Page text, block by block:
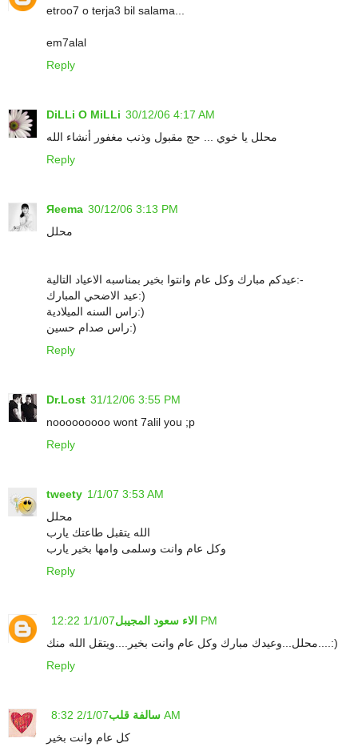
etroo7 o terja3 bil salama...
em7alal
Reply
DiLLi O MiLLi 30/12/06 4:17 AM
محلل يا خوي ... حج مقبول وذنب مغفور أنشاء الله
Reply
Яeema 30/12/06 3:13 PM
محلل
عيدكم مبارك وكل عام وانتوا بخير بمناسبه الاعياد التالية:-
عيد الاضحي المبارك:)
راس السنه الميلادية:)
راس صدام حسين:)
Reply
Dr.Lost 31/12/06 3:55 PM
nooooooooo wont 7alil you ;p
Reply
tweety 1/1/07 3:53 AM
محلل
الله يتقبل طاعتك يارب
وكل عام وانت وسلمى وامها بخير يارب
Reply
الاء سعود المجيبل 1/1/07 12:22 PM
محلل...وعيدك مبارك وكل عام وانت بخير....ويتقل الله منك....:)
Reply
سالفة قلب 2/1/07 8:32 AM
كل عام وانت بخير